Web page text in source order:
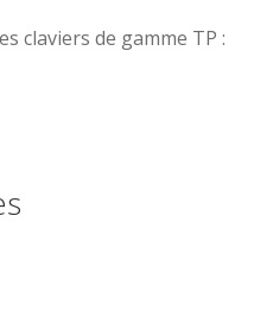
claviers de gamme TP :